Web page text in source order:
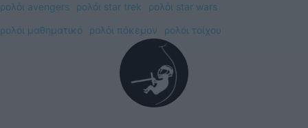
ρολόι avengers
ρολόι star trek
ρολόι star wars
ρολόι μαθηματικό
ρολόι πόκεμον ρολόι τοίχου